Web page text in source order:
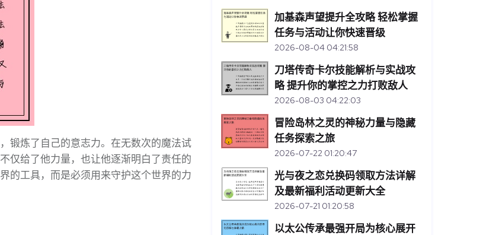
锻炼了自己的意志力。在无数次的魔法试
仅给了他力量，也让他逐渐明白了责任的
的工具，而是必须用来守护这个世界的力
加基森声望提升全攻略 轻松掌握
任务与活动让你快速晋级
2026-08-04 04:21:58
刀塔传奇卡尔技能解析与实战攻
略 提升你的掌控之力打败敌人
2026-08-03 04:22:03
冒险岛林之灵的神秘力量与隐藏
任务探索之旅
2026-07-22 01:20:47
光与夜之恋兑换码领取方法详解
及最新福利活动更新大全
2026-07-21 01:20:58
以太公传承最强开局为核心展开